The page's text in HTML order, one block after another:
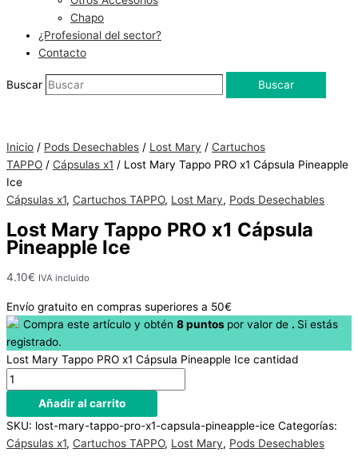
Chapo
¿Profesional del sector?
Contacto
Buscar Buscar
existencias
Inicio / Pods Desechables / Lost Mary / Cartuchos
TAPPO / Cápsulas x1 / Lost Mary Tappo PRO x1 Cápsula Pineapple
Ice
Cápsulas x1, Cartuchos TAPPO, Lost Mary, Pods Desechables
Lost Mary Tappo PRO x1 Cápsula
Pineapple Ice
4.10€ IVA incluido
Envío gratuito en compras superiores a 50€
Compra este artículo y obtén 8puntos por valor de . Si estás
registrado.
Lost Mary Tappo PRO x1 Cápsula Pineapple Ice cantidad
Añadir al carrito
SKU: lost-mary-tappo-pro-x1-capsula-pineapple-ice Categorías:
Cápsulas x1, Cartuchos TAPPO, Lost Mary, Pods Desechables